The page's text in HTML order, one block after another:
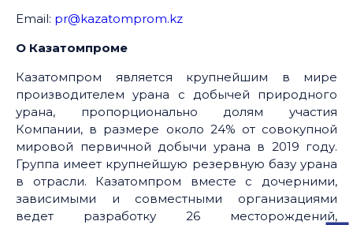
Email: pr@kazatomprom.kz
О Казатомпроме
Казатомпром является крупнейшим в мире
производителем урана с добычей природного
урана, пропорционально долям участия
Компании, в размере около 24% от совокупной
мировой первичной добычи урана в 2019 году.
Группа имеет крупнейшую резервную базу урана
в отрасли. Казатомпром вместе с дочерними,
зависимыми и совместными организациями
ведет разработку 26 месторождений,